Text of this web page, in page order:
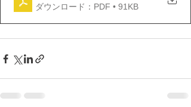
ダウンロード：PDF • 91KB